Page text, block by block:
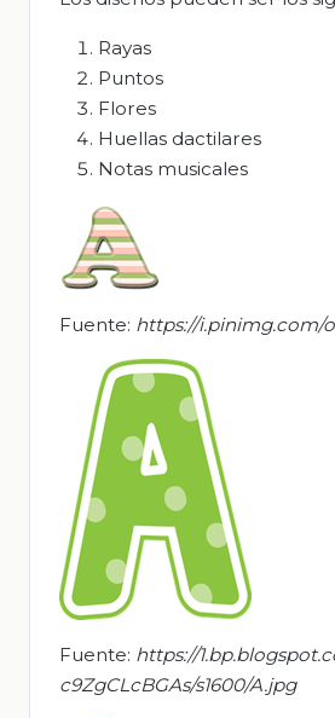
Rayas
Puntos
Flores
Huellas dactilares
Notas musicales
Fuente: https://i.pinimg.com/
Fuente: https://
c9ZgCLcBGAs/s1600/A.jpg